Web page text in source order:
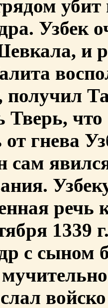
Узбек
и
получил
Тверь,
от гнева
сам
речь
1339
с сыном